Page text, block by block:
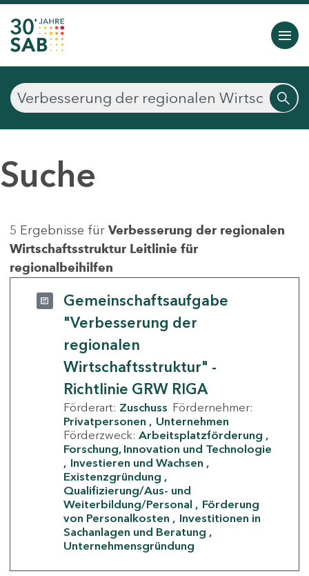
Suche
5 Ergebnisse für Verbesserung der regionalen
Wirtschaftsstruktur Leitlinie für
regionalbeihilfen
Gemeinschaftsaufgabe
"Verbesserung der
regionalen
Wirtschaftsstruktur" -
Richtlinie GRW RIGA
Förderart: Zuschuss Fördernehmer:
Privatpersonen
Unternehmen
Förderzweck: Arbeitsplatzförderung
Forschung, Innovation und Technologie
Investieren und Wachsen
Existenzgründung
Qualifizierung/Aus- und
Weiterbildung/Personal
Förderung
von Personalkosten
Investitionen in
Sachanlagen und Beratung
Unternehmensgründung